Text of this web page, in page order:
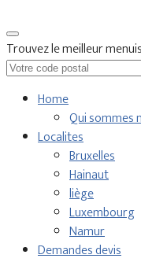
Trouvez le meilleur
Home
Qui sommes
Localites
Bruxelles
Hainaut
liège
Luxembourg
Namur
Demandes devis